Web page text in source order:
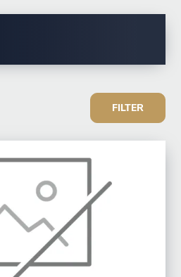
FILTER